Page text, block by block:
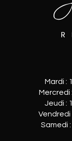
Mardi :
Mercredi
Jeudi :
Vendredi
Samedi